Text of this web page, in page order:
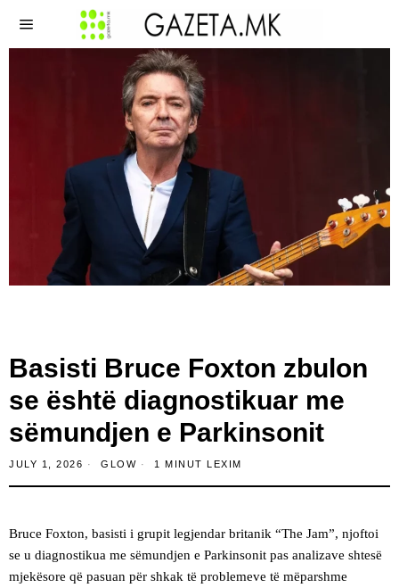
Basisti Bruce Foxton zbulon
se është diagnostikuar me
sëmundjen e Parkinsonit
JULY 1, 2026 GLOW 1 MINUT LEXIM
Bruce Foxton, basisti i grupit legjendar britanik “The Jam”, njoftoi
se u diagnostikua me sëmundjen e Parkinsonit pas analizave shtesë
mjekësore që pasuan për shkak të problemeve të mëparshme